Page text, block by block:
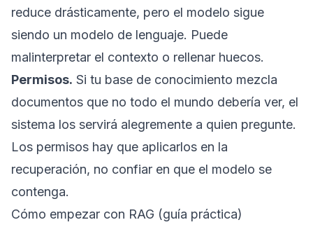
reduce drásticamente, pero el modelo sigue
siendo un modelo de lenguaje. Puede
malinterpretar el contexto o rellenar huecos.
Permisos. Si tu base de conocimiento mezcla
documentos que no todo el mundo debería ver, el
sistema los servirá alegremente a quien pregunte.
Los permisos hay que aplicarlos en la
recuperación, no confiar en que el modelo se
contenga.
Cómo empezar con RAG (guía práctica)